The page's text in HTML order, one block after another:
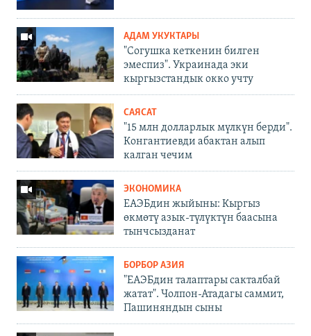
АДАМ УКУКТАРЫ
"Согушка кеткенин билген
эмеспиз". Украинада эки
кыргызстандык окко учту
САЯСАТ
"15 млн долларлык мүлкүн берди".
Конгантиевди абактан алып
калган чечим
ЭКОНОМИКА
ЕАЭБдин жыйыны: Кыргыз
өкмөтү азык-түлүктүн баасына
тынчсызданат
БОРБОР АЗИЯ
"ЕАЭБдин талаптары сакталбай
жатат". Чолпон-Атадагы саммит,
Пашиняндын сыны